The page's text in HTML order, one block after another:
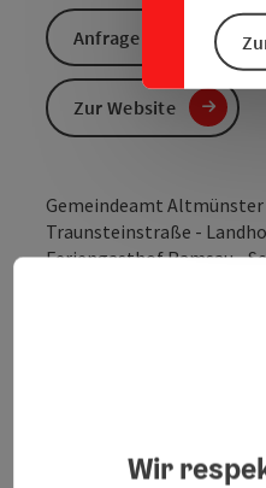
Gemeindeamt Altmünster
Traunsteinstraße -
Feriengasthof Ramsau -
Anfrage senden
Zur Website
Wir